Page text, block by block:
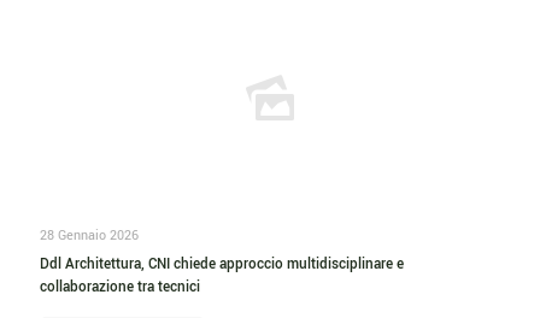
28 Gennaio 2026
Ddl Architettura, CNI chiede approccio multidisciplinare e
collaborazione tra tecnici